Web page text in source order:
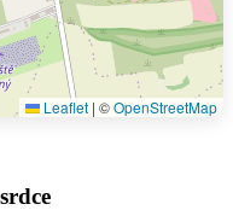
Leaflet | ©OpenStreetMap